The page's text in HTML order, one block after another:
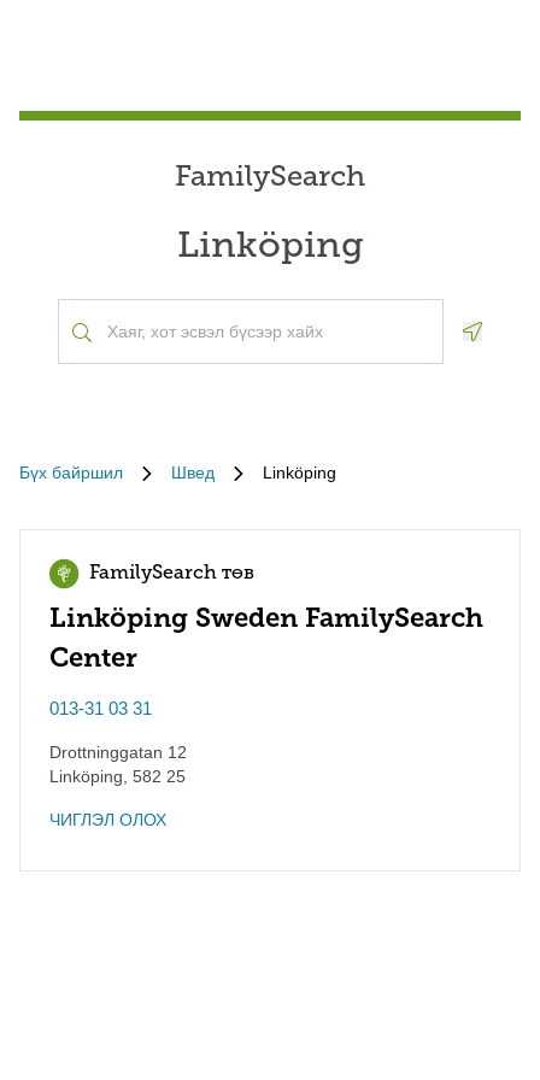
FamilySearch
Linköping
Бүх байршил Швед Linköping
FamilySearch төв
Linköping Sweden FamilySearch
Center
013-31 03 31
Drottninggatan 12
Linköping 582 25
ЧИГЛЭЛ ОЛОХ